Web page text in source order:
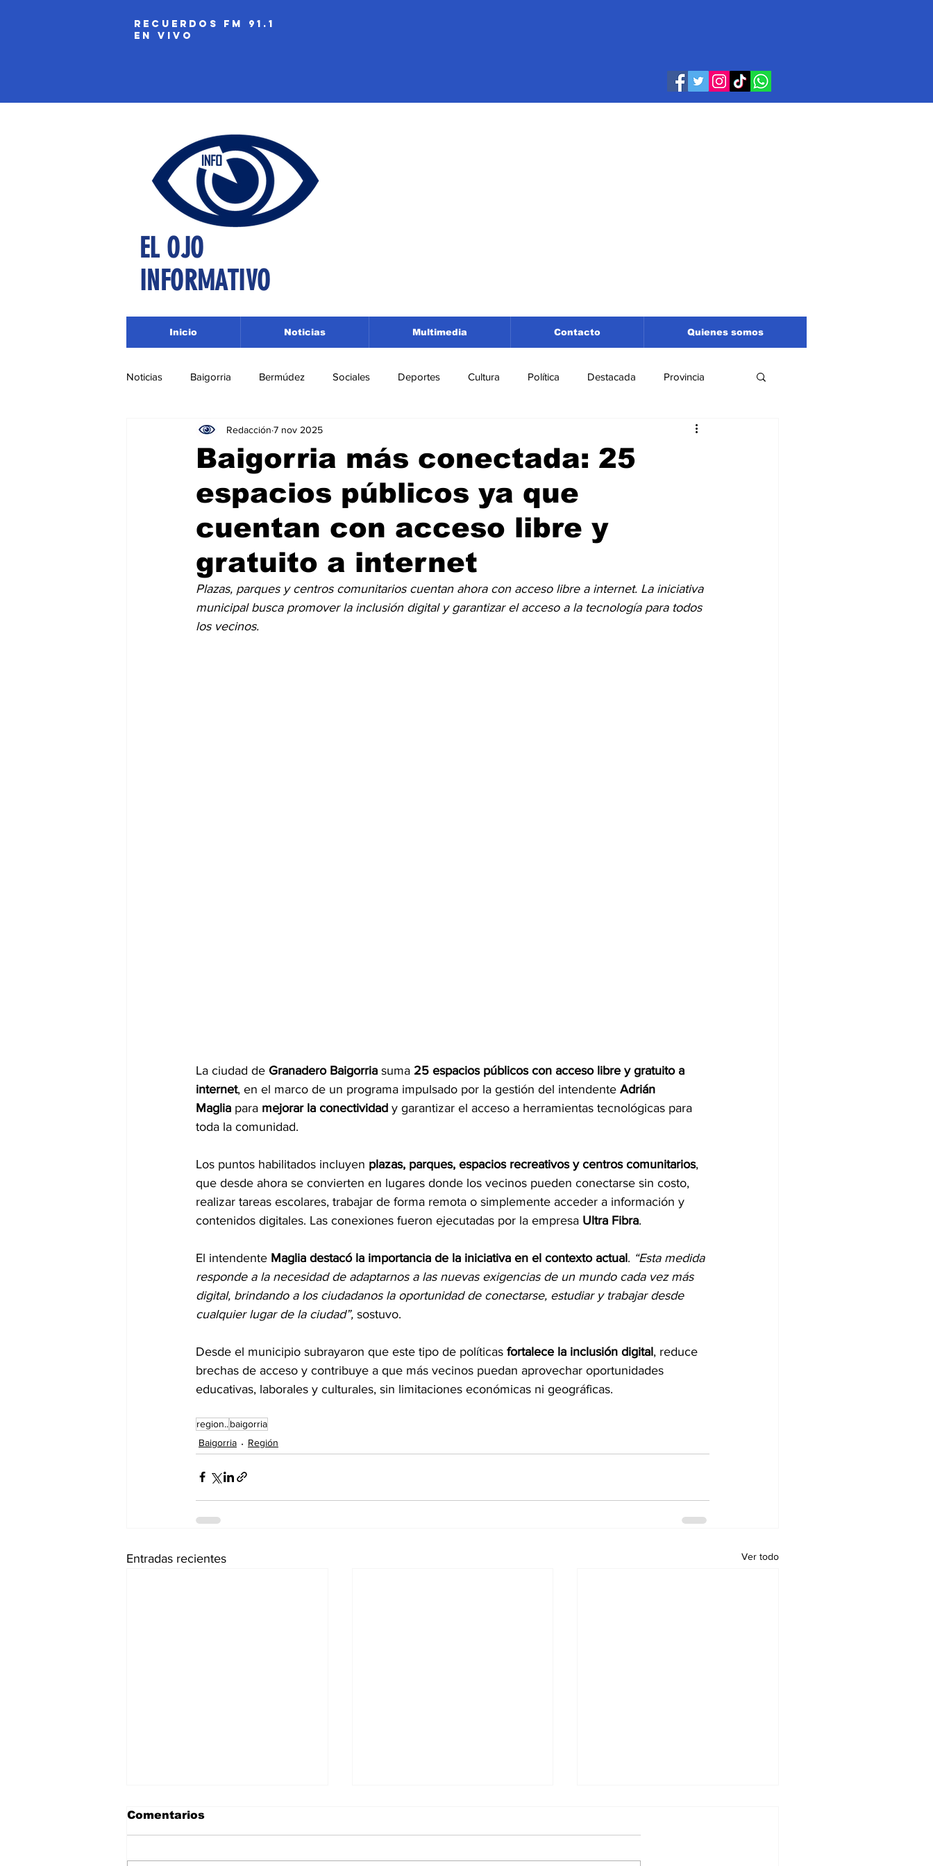
recuerdos fm 91.1
EN VIVO
EL OJO
INFORMATIVO
Inicio Noticias Multimedia Contacto Quienes somos
Noticias Baigorria Bermúdez Sociales Deportes Cultura Política Destacada Provincia
Nacionales Beltrán San Lorenzo Santa Fe
Roldán Departamento San Lorenzo Pujato Turismo Economía
Baigorria más conectada: 25
espacios públicos ya que
cuentan con acceso libre y
gratuito a internet
Redacción 7 nov 2025
Plazas, parques y centros comunitarios cuentan ahora con acceso libre a internet. La iniciativa
municipal busca promover la inclusión digital y garantizar el acceso a la tecnología para todos
los vecinos.
La ciudad de Granadero Baigorria suma 25 espacios públicos con acceso libre y gratuito a
internet, en el marco de un programa impulsado por la gestión del intendente Adrián
Maglia para mejorar la conectividad y garantizar el acceso a herramientas tecnológicas para
toda la comunidad.
Los puntos habilitados incluyen plazas, parques, espacios recreativos y centros comunitarios,
que desde ahora se convierten en lugares donde los vecinos pueden conectarse sin costo,
realizar tareas escolares, trabajar de forma remota o simplemente acceder a información y
contenidos digitales. Las conexiones fueron ejecutadas por la empresa Ultra Fibra.
El intendente Maglia destacó la importancia de la iniciativa en el contexto actual. “Esta medida
responde a la necesidad de adaptarnos a las nuevas exigencias de un mundo cada vez más
digital, brindando a los ciudadanos la oportunidad de conectarse, estudiar y trabajar desde
cualquier lugar de la ciudad”, sostuvo.
Desde el municipio subrayaron que este tipo de políticas fortalece la inclusión digital, reduce
brechas de acceso y contribuye a que más vecinos puedan aprovechar oportunidades
educativas, laborales y culturales, sin limitaciones económicas ni geográficas.
region.. baigorria
Baigorria
Región
Entradas recientes Ver todo
Comentarios